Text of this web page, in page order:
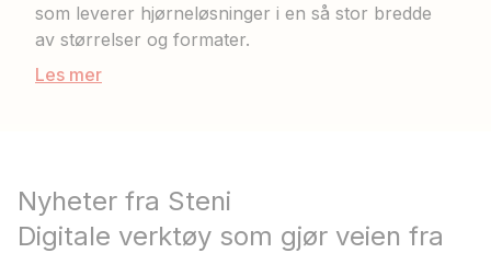
som leverer hjørneløsninger i en så stor bredde
av størrelser og formater.
Les mer
Nyheter fra Steni
Digitale verktøy som gjør veien fra